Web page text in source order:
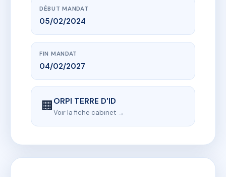
DÉBUT MANDAT
05/02/2024
FIN MANDAT
04/02/2027
🏢ORPI TERRE D'ID
Voir la fiche cabinet →